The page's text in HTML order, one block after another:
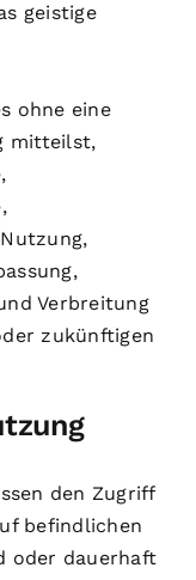
geistige
ohne eine
mitteilst,
Verbreitung
zukünftigen
den Zugriff
befindlichen
oder dauerhaft